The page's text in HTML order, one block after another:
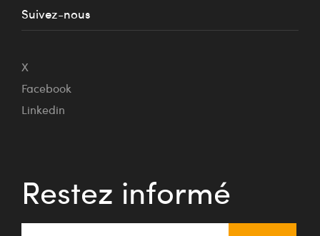
Suivez-nous
X
Facebook
Linkedin
Restez informé